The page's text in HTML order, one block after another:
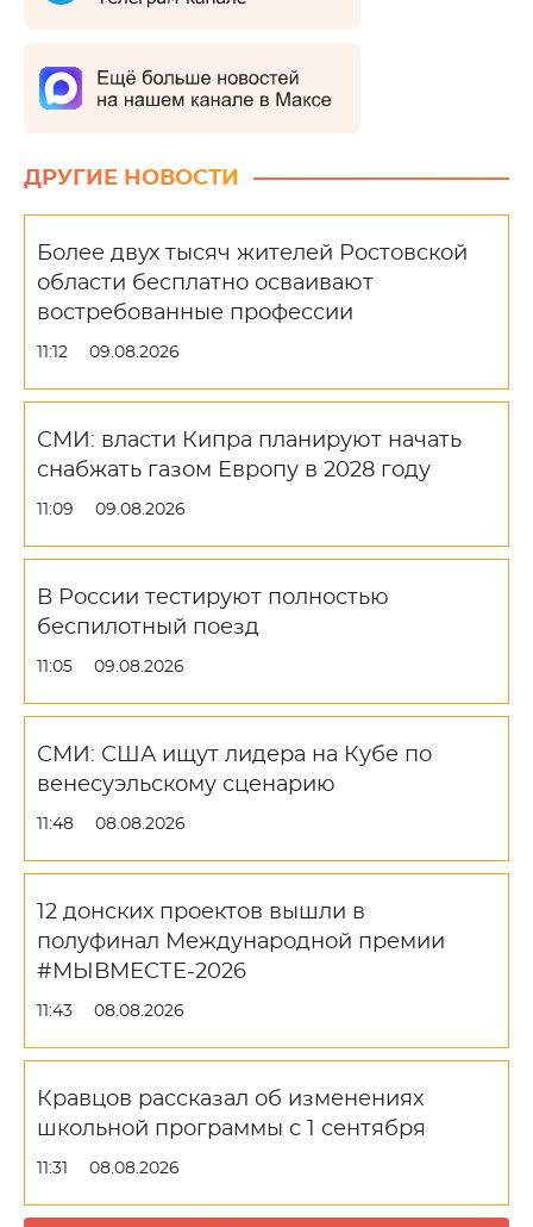
ДРУГИЕ НОВОСТИ
Более двух тысяч жителей Ростовской
области бесплатно осваивают
востребованные профессии
11:12 09.08.2026
СМИ: власти Кипра планируют начать
снабжать газом Европу в 2028 году
11:09 09.08.2026
В России тестируют полностью
беспилотный поезд
11:05 09.08.2026
СМИ: США ищут лидера на Кубе по
венесуэльскому сценарию
11:48 08.08.2026
12 донских проектов вышли в
полуфинал Международной премии
#МЫВМЕСТЕ-2026
11:43 08.08.2026
Кравцов рассказал об изменениях
школьной программы с 1 сентября
11:31 08.08.2026